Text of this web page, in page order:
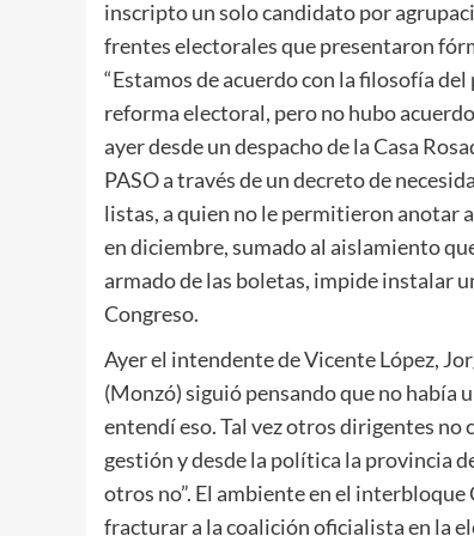
inscripto un solo candidato por
frentes electorales que presentaron
“Estamos de acuerdo con la filosofía
reforma electoral, pero no hubo
ayer desde un despacho de la Casa
PASO a través de un decreto de
listas, a quien no le permitieron anotar
en diciembre, sumado al aislamiento
armado de las boletas, impide instalar
Congreso.
Ayer el intendente de Vicente López,
(Monzó) siguió pensando que no había
entendí eso. Tal vez otros dirigentes no
gestión y desde la política la provincia
otros no”. El ambiente en el
fracturar a la coalición oficialista en la